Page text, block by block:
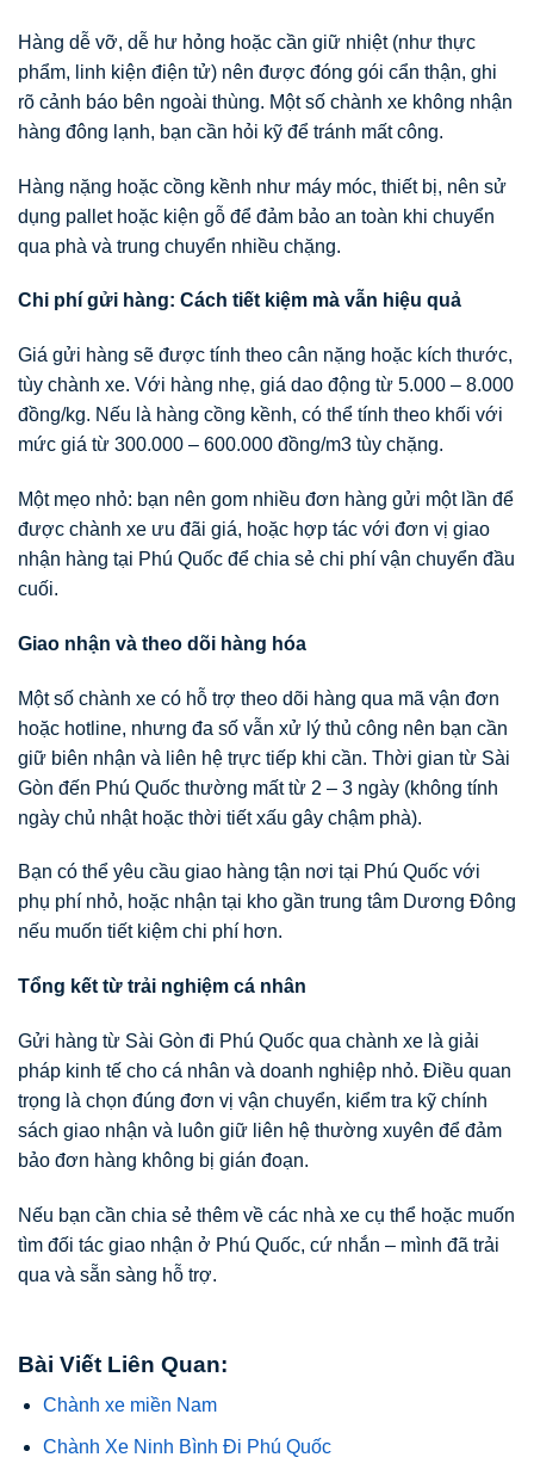
Hàng dễ vỡ, dễ hư hỏng hoặc cần giữ nhiệt (như thực
phẩm, linh kiện điện tử) nên được đóng gói cẩn thận, ghi
rõ cảnh báo bên ngoài thùng. Một số chành xe không nhận
hàng đông lạnh, bạn cần hỏi kỹ để tránh mất công.
Hàng nặng hoặc cồng kềnh như máy móc, thiết bị, nên sử
dụng pallet hoặc kiện gỗ để đảm bảo an toàn khi chuyển
qua phà và trung chuyển nhiều chặng.
Chi phí gửi hàng: Cách tiết kiệm mà vẫn hiệu quả
Giá gửi hàng sẽ được tính theo cân nặng hoặc kích thước,
tùy chành xe. Với hàng nhẹ, giá dao động từ 5.000 – 8.000
đồng/kg. Nếu là hàng cồng kềnh, có thể tính theo khối với
mức giá từ 300.000 – 600.000 đồng/m3 tùy chặng.
Một mẹo nhỏ: bạn nên gom nhiều đơn hàng gửi một lần để
được chành xe ưu đãi giá, hoặc hợp tác với đơn vị giao
nhận hàng tại Phú Quốc để chia sẻ chi phí vận chuyển đầu
cuối.
Giao nhận và theo dõi hàng hóa
Một số chành xe có hỗ trợ theo dõi hàng qua mã vận đơn
hoặc hotline, nhưng đa số vẫn xử lý thủ công nên bạn cần
giữ biên nhận và liên hệ trực tiếp khi cần. Thời gian từ Sài
Gòn đến Phú Quốc thường mất từ 2 – 3 ngày (không tính
ngày chủ nhật hoặc thời tiết xấu gây chậm phà).
Bạn có thể yêu cầu giao hàng tận nơi tại Phú Quốc với
phụ phí nhỏ, hoặc nhận tại kho gần trung tâm Dương Đông
nếu muốn tiết kiệm chi phí hơn.
Tổng kết từ trải nghiệm cá nhân
Gửi hàng từ Sài Gòn đi Phú Quốc qua chành xe là giải
pháp kinh tế cho cá nhân và doanh nghiệp nhỏ. Điều quan
trọng là chọn đúng đơn vị vận chuyển, kiểm tra kỹ chính
sách giao nhận và luôn giữ liên hệ thường xuyên để đảm
bảo đơn hàng không bị gián đoạn.
Nếu bạn cần chia sẻ thêm về các nhà xe cụ thể hoặc muốn
tìm đối tác giao nhận ở Phú Quốc, cứ nhắn – mình đã trải
qua và sẵn sàng hỗ trợ.
Bài Viết Liên Quan:
Chành xe miền Nam
Chành Xe Ninh Bình Đi Phú Quốc